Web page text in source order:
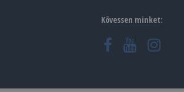
Kövessen minket: